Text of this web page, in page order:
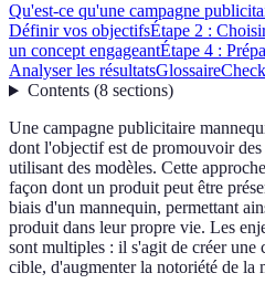
Qu'est-ce qu'une campagne
Définir vos objectifsÉtape 2 :
un concept engageantÉtape 4 :
Analyser les résultatsGlossaire
Contents(8 sections)
Une campagne publicitaire
dont l'objectif est de promouvoir
utilisant des modèles. Cette
façon dont un produit peut être
biais d'un mannequin, permettant
produit dans leur propre vie. Les
sont multiples : il s'agit de créer
cible, d'augmenter la notoriété de la